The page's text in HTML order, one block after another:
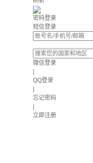
密码登录
短信登录
微信登录
QQ登录
忘记密码
立即注册